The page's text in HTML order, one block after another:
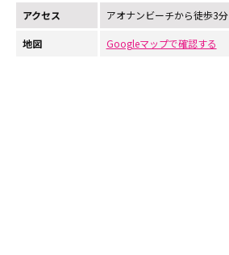
アクセス アオナンビーチから徒歩3分
地図 Googleマップで確認する